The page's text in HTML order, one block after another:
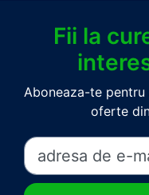
Fii la
Aboneaza-te
oferte